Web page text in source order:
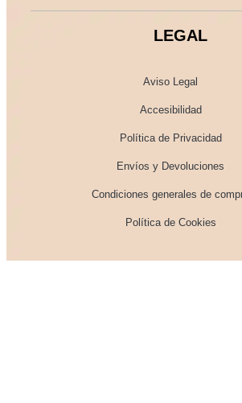
LEGAL
Aviso Legal
Accesibilidad
Política de Privacidad
Envíos y Devoluciones
Condiciones generales de
Política de Cookies